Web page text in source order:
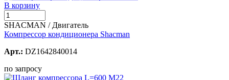
В корзину
SHACMAN / Двигатель
Компрессор кондиционера Shacman
Арт.: DZ1642840014
по запросу